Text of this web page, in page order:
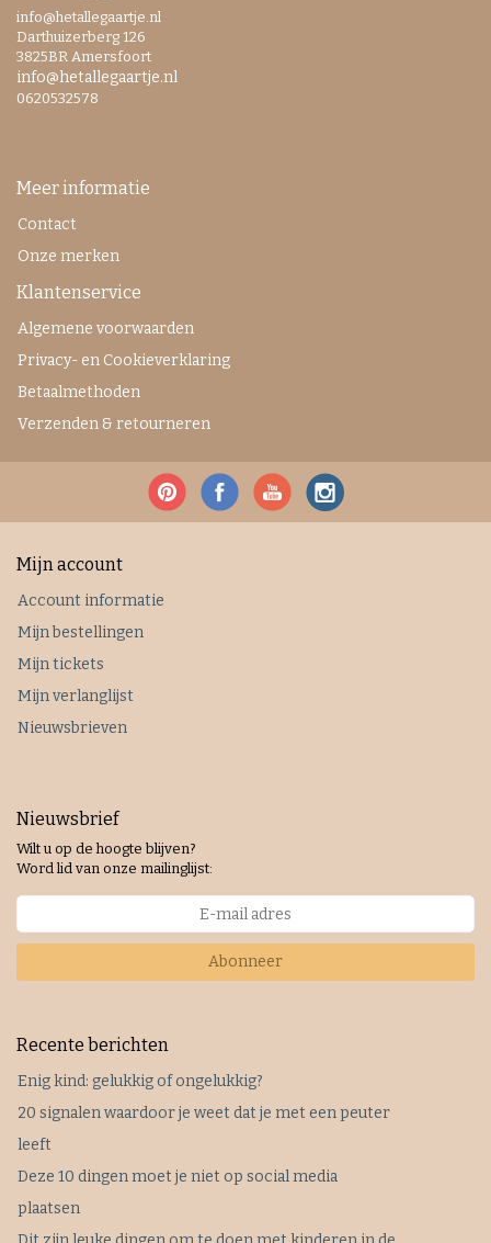
info@hetallegaartje.nl
Darthuizerberg 126
3825BR Amersfoort
info@hetallegaartje.nl
0620532578
Meer informatie
Contact
Onze merken
Klantenservice
Algemene voorwaarden
Privacy- en Cookieverklaring
Betaalmethoden
Verzenden & retourneren
Mijn account
Account informatie
Mijn bestellingen
Mijn tickets
Mijn verlanglijst
Nieuwsbrieven
Nieuwsbrief
Wilt u op de hoogte blijven?
Word lid van onze mailinglijst:
Abonneer
Recente berichten
Enig kind: gelukkig of ongelukkig?
20 signalen waardoor je weet dat je met een peuter
leeft
Deze 10 dingen moet je niet op social media
plaatsen